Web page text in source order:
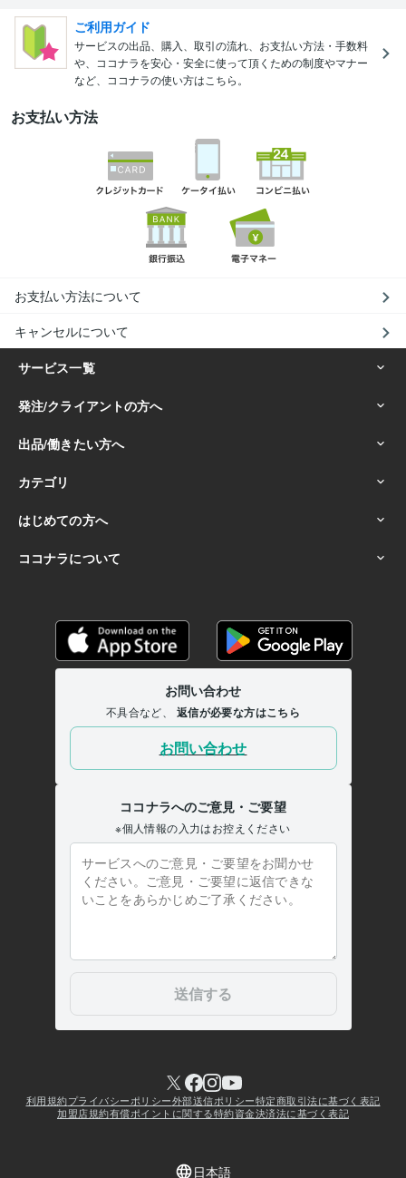
ご利用ガイド
サービスの出品、購入、取引の流れ、お支払い方法・手数料
や、ココナラを安心・安全に使って頂くための制度やマナー
など、ココナラの使い方はこちら。
お支払い方法
お支払い方法について
キャンセルについて